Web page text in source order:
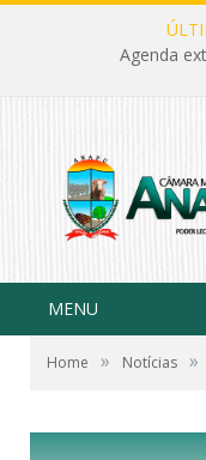
Agenda
MENU
Home » Notícias »